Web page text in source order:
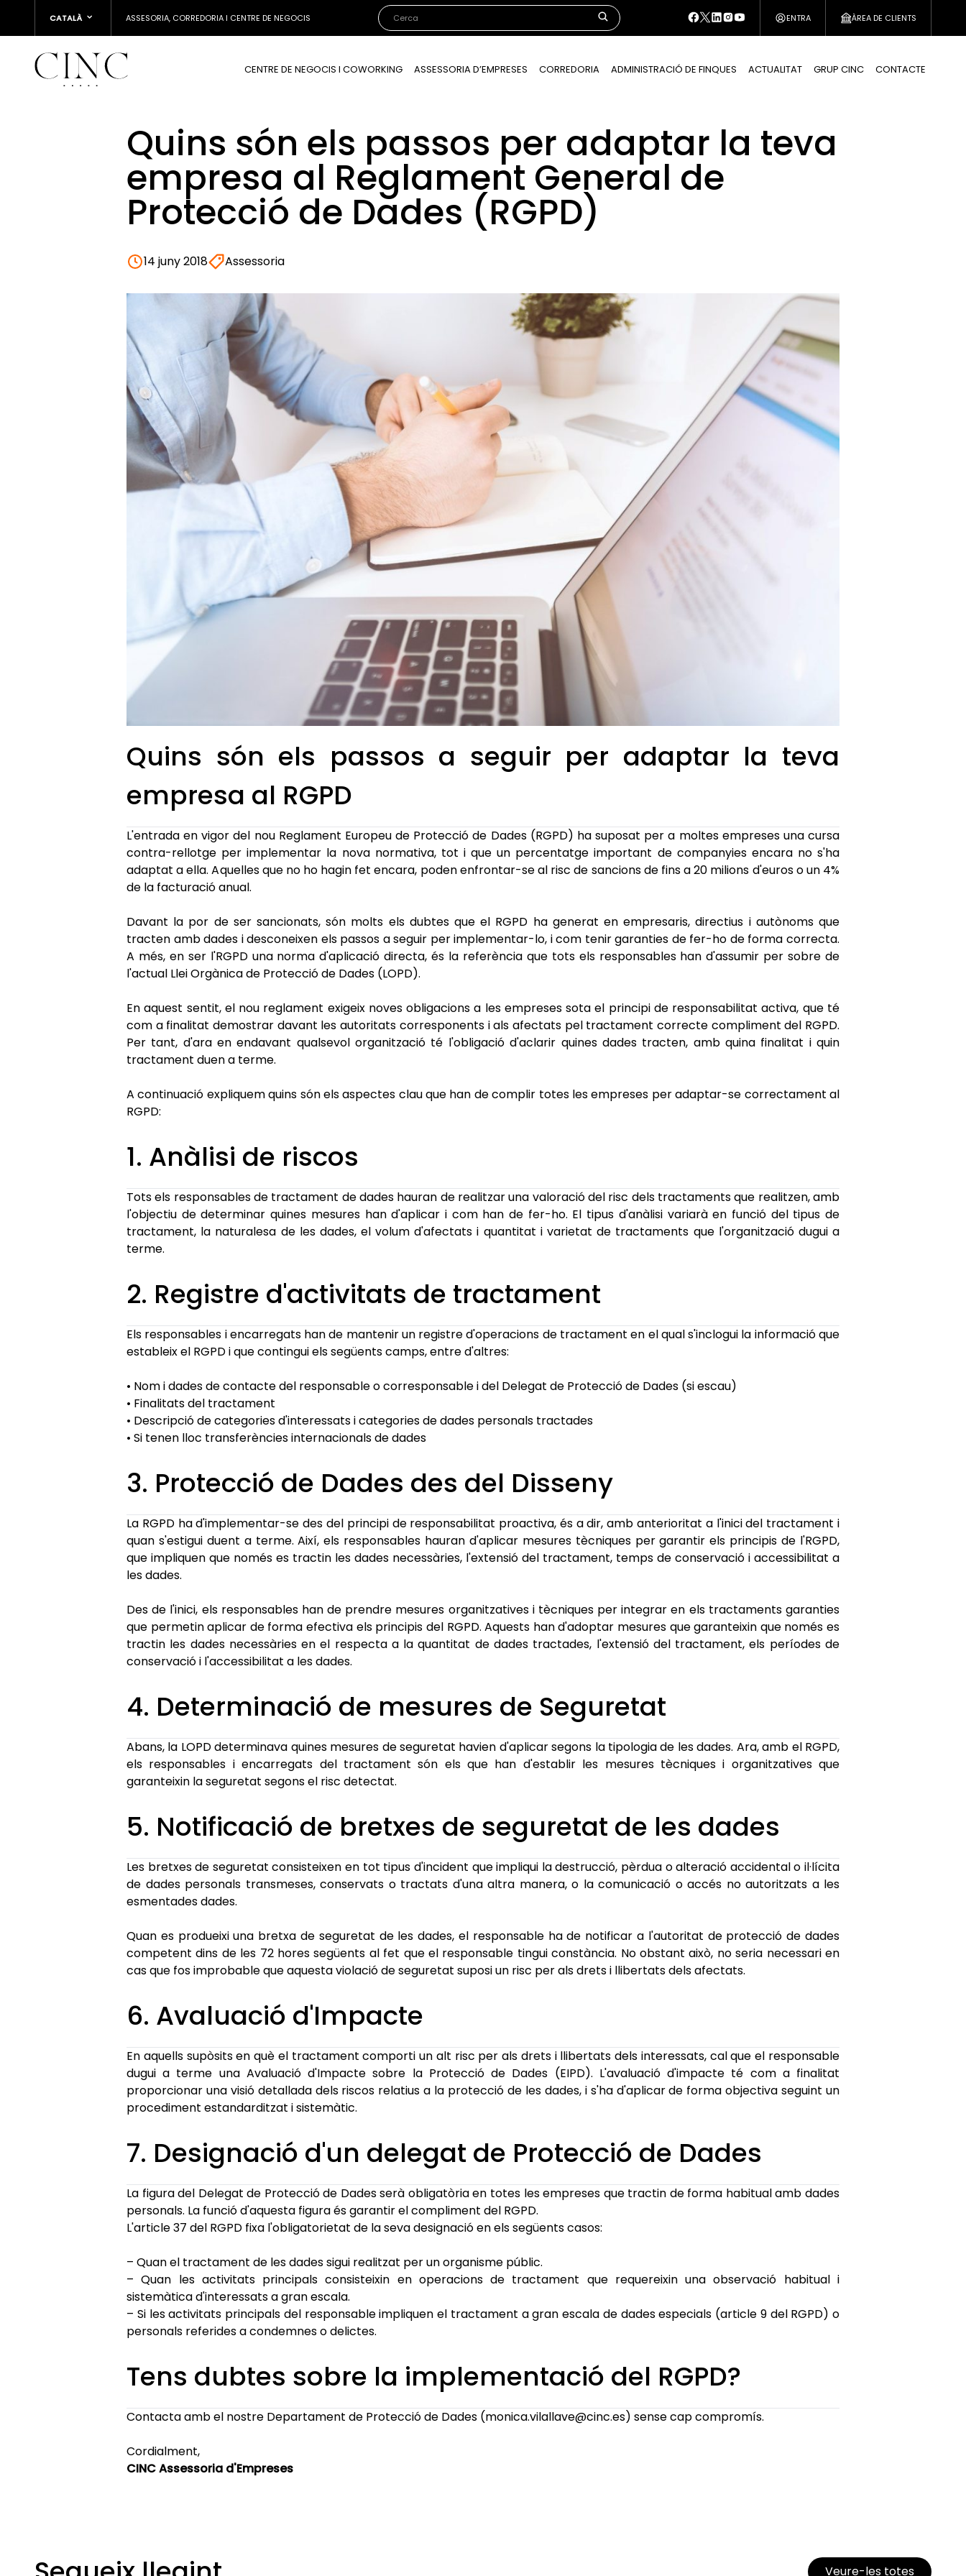
CATALÀ ASSESORIA, CORREDORIA I CENTRE DE NEGOCIS ENTRA ÀREA DE CLIENTS
CENTRE DE NEGOCIS I COWORKING ASSESSORIA D’EMPRESES CORREDORIA ADMINISTRACIÓ DE FINQUES ACTUALITAT GRUP CINC CONTACTE
Quins són els passos per adaptar la teva
empresa al Reglament General de
Protecció de Dades (RGPD)
14 juny 2018 Assessoria
Quins són els passos a seguir per adaptar la teva
empresa al RGPD
L'entrada en vigor del nou Reglament Europeu de Protecció de Dades (RGPD) ha suposat per a moltes empreses una cursa
contra-rellotge per implementar la nova normativa, tot i que un percentatge important de companyies encara no s'ha
adaptat a ella. Aquelles que no ho hagin fet encara, poden enfrontar-se al risc de sancions de fins a 20 milions d'euros o un 4%
de la facturació anual.
Davant la por de ser sancionats, són molts els dubtes que el RGPD ha generat en empresaris, directius i autònoms que
tracten amb dades i desconeixen els passos a seguir per implementar-lo, i com tenir garanties de fer-ho de forma correcta.
A més, en ser l'RGPD una norma d'aplicació directa, és la referència que tots els responsables han d'assumir per sobre de
l'actual Llei Orgànica de Protecció de Dades (LOPD).
En aquest sentit, el nou reglament exigeix noves obligacions a les empreses sota el principi de responsabilitat activa, que té
com a finalitat demostrar davant les autoritats corresponents i als afectats pel tractament correcte compliment del RGPD.
Per tant, d'ara en endavant qualsevol organització té l'obligació d'aclarir quines dades tracten, amb quina finalitat i quin
tractament duen a terme.
A continuació expliquem quins són els aspectes clau que han de complir totes les empreses per adaptar-se correctament al
RGPD:
1. Anàlisi de riscos
Tots els responsables de tractament de dades hauran de realitzar una valoració del risc dels tractaments que realitzen, amb
l'objectiu de determinar quines mesures han d'aplicar i com han de fer-ho. El tipus d'anàlisi variarà en funció del tipus de
tractament, la naturalesa de les dades, el volum d'afectats i quantitat i varietat de tractaments que l'organització dugui a
terme.
2. Registre d'activitats de tractament
Els responsables i encarregats han de mantenir un registre d'operacions de tractament en el qual s'inclogui la informació que
estableix el RGPD i que contingui els següents camps, entre d'altres:
• Nom i dades de contacte del responsable o corresponsable i del Delegat de Protecció de Dades (si escau)
• Finalitats del tractament
• Descripció de categories d'interessats i categories de dades personals tractades
• Si tenen lloc transferències internacionals de dades
3. Protecció de Dades des del Disseny
La RGPD ha d'implementar-se des del principi de responsabilitat proactiva, és a dir, amb anterioritat a l'inici del tractament i
quan s'estigui duent a terme. Així, els responsables hauran d'aplicar mesures tècniques per garantir els principis de l'RGPD,
que impliquen que només es tractin les dades necessàries, l'extensió del tractament, temps de conservació i accessibilitat a
les dades.
Des de l'inici, els responsables han de prendre mesures organitzatives i tècniques per integrar en els tractaments garanties
que permetin aplicar de forma efectiva els principis del RGPD. Aquests han d'adoptar mesures que garanteixin que només es
tractin les dades necessàries en el respecta a la quantitat de dades tractades, l'extensió del tractament, els períodes de
conservació i l'accessibilitat a les dades.
4. Determinació de mesures de Seguretat
Abans, la LOPD determinava quines mesures de seguretat havien d'aplicar segons la tipologia de les dades. Ara, amb el RGPD,
els responsables i encarregats del tractament són els que han d'establir les mesures tècniques i organitzatives que
garanteixin la seguretat segons el risc detectat.
5. Notificació de bretxes de seguretat de les dades
Les bretxes de seguretat consisteixen en tot tipus d'incident que impliqui la destrucció, pèrdua o alteració accidental o il·lícita
de dades personals transmeses, conservats o tractats d'una altra manera, o la comunicació o accés no autoritzats a les
esmentades dades.
Quan es produeixi una bretxa de seguretat de les dades, el responsable ha de notificar a l'autoritat de protecció de dades
competent dins de les 72 hores següents al fet que el responsable tingui constància. No obstant això, no seria necessari en
cas que fos improbable que aquesta violació de seguretat suposi un risc per als drets i llibertats dels afectats.
6. Avaluació d'Impacte
En aquells supòsits en què el tractament comporti un alt risc per als drets i llibertats dels interessats, cal que el responsable
dugui a terme una Avaluació d'Impacte sobre la Protecció de Dades (EIPD). L'avaluació d'impacte té com a finalitat
proporcionar una visió detallada dels riscos relatius a la protecció de les dades, i s'ha d'aplicar de forma objectiva seguint un
procediment estandarditzat i sistemàtic.
7. Designació d'un delegat de Protecció de Dades
La figura del Delegat de Protecció de Dades serà obligatòria en totes les empreses que tractin de forma habitual amb dades
personals. La funció d'aquesta figura és garantir el compliment del RGPD.
L'article 37 del RGPD fixa l'obligatorietat de la seva designació en els següents casos:
– Quan el tractament de les dades sigui realitzat per un organisme públic.
– Quan les activitats principals consisteixin en operacions de tractament que requereixin una observació habitual i
sistemàtica d'interessats a gran escala.
– Si les activitats principals del responsable impliquen el tractament a gran escala de dades especials (article 9 del RGPD) o
personals referides a condemnes o delictes.
Tens dubtes sobre la implementació del RGPD?
Contacta amb el nostre Departament de Protecció de Dades (monica.vilallave@cinc.es) sense cap compromís.
Cordialment,
CINC Assessoria d'Empreses
Veure-les totes